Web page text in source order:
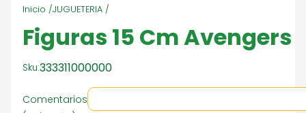
Inicio /JUGUETERIA /
Figuras 15 Cm Avengers
Sku:333311000000
Comentarios